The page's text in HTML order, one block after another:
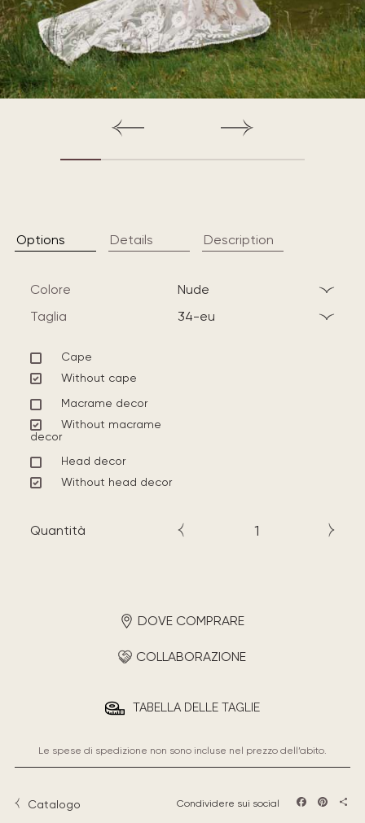
Options Details Description
Colore
nude
Taglia
34-eu
Cape
Without cape
Macrame decor
Without macrame
decor
Head decor
Without head decor
Quantità
DOVE COMPRARE
COLLABORAZIONE
TABELLA DELLE TAGLIE
Le spese di spedizione non sono incluse nel prezzo dell’abito.
Catalogo Condividere sui social